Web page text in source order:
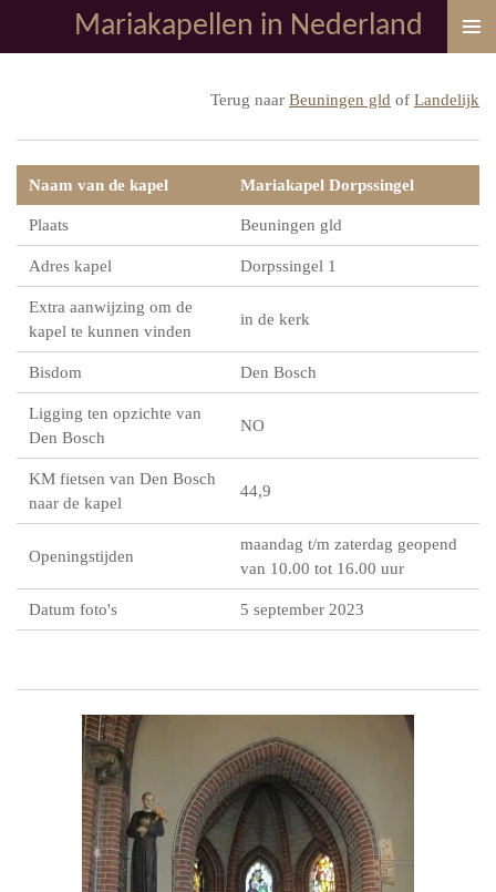
direct
Mariakapellen in Nederland
Terug naar Beuningen gld of Landelijk
Naam van de kapel Mariakapel Dorpssingel
Plaats Beuningen gld
Adres kapel Dorpssingel 1
Extra aanwijzing om de
kapel te kunnen vinden
in de kerk
Bisdom Den Bosch
Ligging ten opzichte van
Den Bosch
NO
KM fietsen van Den Bosch
naar de kapel
44,9
Openingstijden
maandag t/m zaterdag geopend
van 10.00 tot 16.00 uur
Datum foto's 5 september 2023